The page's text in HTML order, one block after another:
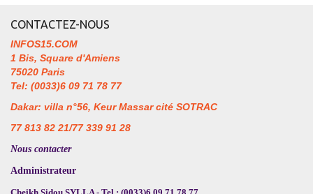
CONTACTEZ-NOUS
INFOS15.COM
1 Bis, Square d'Amiens
75020 Paris
Tel: (0033)6 09 71 78 77
Dakar: villa n°56, Keur Massar cité SOTRAC
77 813 82 21/77 339 91 28
Nous contacter
Administrateur